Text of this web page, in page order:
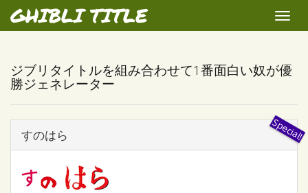
GHIBLI TITLE
Toggle
ジブリタイトルを組み合わせて1番面白い奴が優
勝ジェネレーター
すのはら